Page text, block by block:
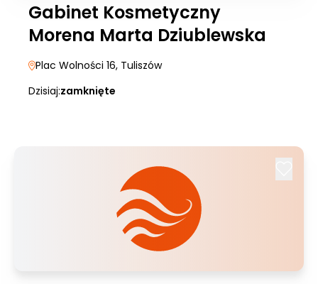
Gabinet Kosmetyczny
Morena Marta Dziublewska
Plac Wolności 16, Tuliszów
Dzisiaj:zamknięte